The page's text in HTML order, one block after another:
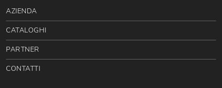
AZIENDA
CATALOGHI
PARTNER
CONTATTI